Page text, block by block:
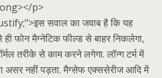
p>
सवाल का जवाब है कि यह
फोन मैग्नेटिक फील्ड से बाहर निकलेगा,
तरीके से काम करने लगेगा. लॉन्ग टर्म में
असर नहीं पड़ता. मैग्सेफ एक्ससेरीज आदि में